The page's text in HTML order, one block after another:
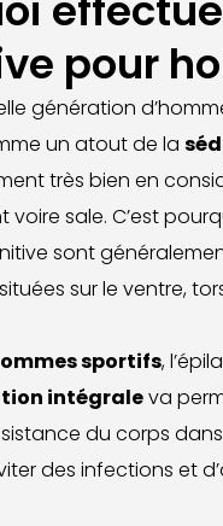
pour
génération
un atout de la
très bien en
voire sale. C’est
sont
sur le ventre,
sportifs,
intégraleva
du corps
des infections et